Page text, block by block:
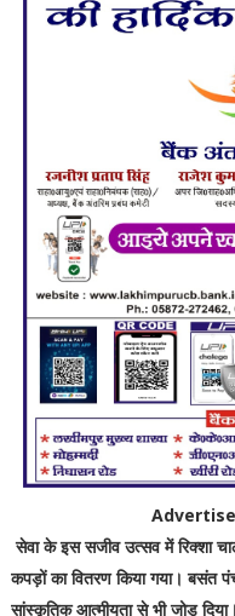
सेवा के इस सजीव उत्सव में रिक्शा
कपड़ों का वितरण किया गया। बसंत
सांस्कृतिक आत्मीयता से भी जोड़